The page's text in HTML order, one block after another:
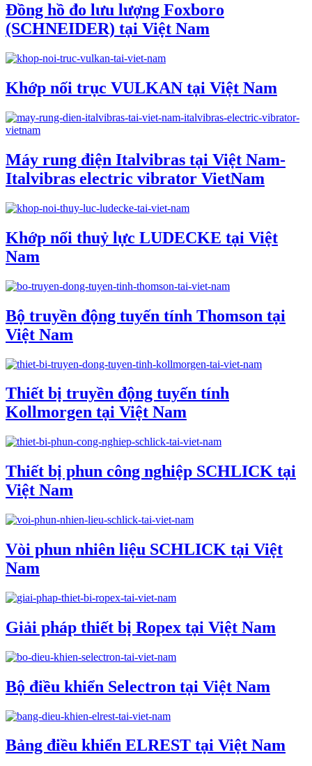
Đồng hồ đo lưu lượng Foxboro
(SCHNEIDER) tại Việt Nam
Khớp nối trục VULKAN tại Việt Nam
Máy rung điện Italvibras tại Việt Nam-
Italvibras electric vibrator VietNam
Khớp nối thuỷ lực LUDECKE tại Việt
Nam
Bộ truyền động tuyến tính Thomson tại
Việt Nam
Thiết bị truyền động tuyến tính
Kollmorgen tại Việt Nam
Thiết bị phun công nghiệp SCHLICK tại
Việt Nam
Vòi phun nhiên liệu SCHLICK tại Việt
Nam
Giải pháp thiết bị Ropex tại Việt Nam
Bộ điều khiển Selectron tại Việt Nam
Bảng điều khiển ELREST tại Việt Nam